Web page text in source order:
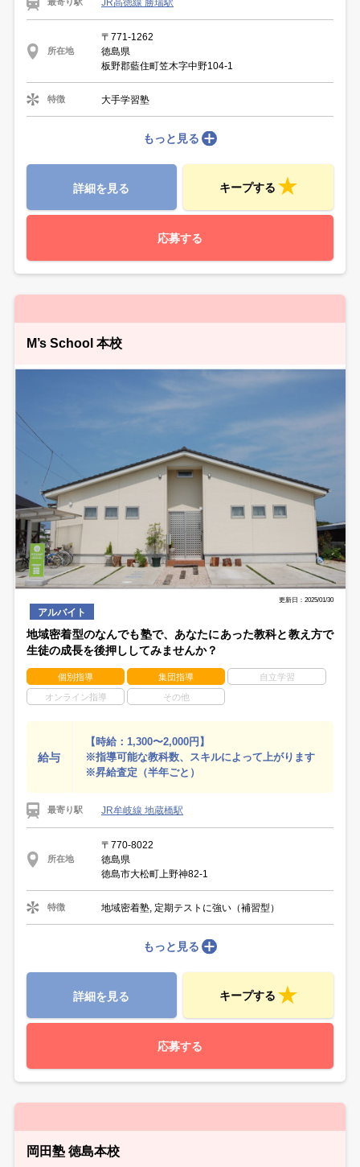
所在地
〒771-1262
徳島県
板野郡藍住町笠木字中野104‐1
特徴 大手学習塾
もっと見る
詳細を見る キープする
応募する
M’s School 本校
更新日：2025/01/30
アルバイト
地域密着型のなんでも塾で、あなたにあった教科と教え方で
生徒の成長を後押ししてみませんか？
個別指導 集団指導 自立学習
オンライン指導 その他
給与
【時給：1,300〜2,000円】
※指導可能な教科数、スキルによって上がります
※昇給査定（半年ごと）
最寄り駅 JR牟岐線 地蔵橋駅
所在地
〒770-8022
徳島県
徳島市大松町上野神82-1
特徴 地域密着塾, 定期テストに強い（補習型）
もっと見る
詳細を見る キープする
応募する
岡田塾 徳島本校